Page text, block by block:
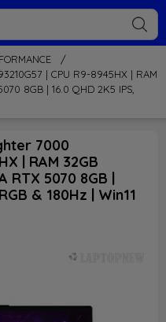
/
| CPU R9-8945HX | RAM
8GB | 16.0 QHD 2K5 IPS,
7000
| RAM 32GB
RTX 5070 8GB |
& 180Hz | Win11